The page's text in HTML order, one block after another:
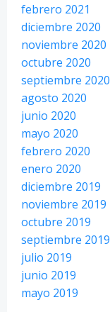
febrero 2021
diciembre 2020
noviembre 2020
octubre 2020
septiembre 2020
agosto 2020
junio 2020
mayo 2020
febrero 2020
enero 2020
diciembre 2019
noviembre 2019
octubre 2019
septiembre 2019
julio 2019
junio 2019
mayo 2019